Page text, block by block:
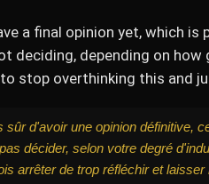
a final opinion yet, which
deciding, depending on
to stop overthinking this and
d'avoir une opinion définitive,
décider, selon votre degré
arrêter de trop réfléchir et